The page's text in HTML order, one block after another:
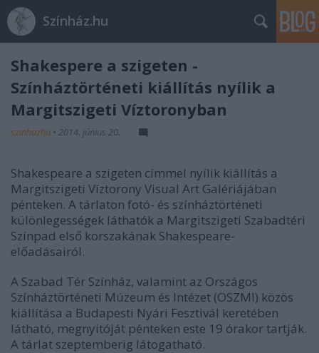
Színház.hu
Shakespere a szigeten -
Színháztörténeti kiállítás nyílik a
Margitszigeti Víztoronyban
szinhazhu • 2014. június 20.
Shakespeare a szigeten címmel nyílik kiállítás a
Margitszigeti Víztorony Visual Art Galériájában
pénteken. A tárlaton fotó- és színháztörténeti
különlegességek láthatók a Margitszigeti Szabadtéri
Színpad első korszakának Shakespeare-
előadásairól.
A Szabad Tér Színház, valamint az Országos
Színháztörténeti Múzeum és Intézet (OSZMI) közös
kiállítása a Budapesti Nyári Fesztivál keretében
látható, megnyitóját pénteken este 19 órakor tartják.
A tárlat szeptemberig látogatható.